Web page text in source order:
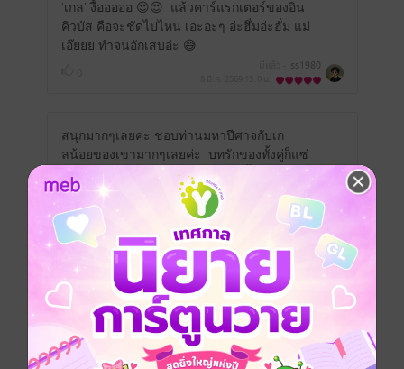
‘เกล‘ งื้อออออ 😍😍
แล้วคาร์แรกเตอร์ของอิน
คิวบัส คือจะชัดไปไหน เอะอะๆ อ่ะฮึ่มอ่ะฮั่ม แม่
เอ๊ยยย ทำจนอักเสบอ่ะ 😅
ss1980
สนุกมากๆเลยค่ะ ชอบท่านมหาปีศาจกับเก
ลน้อยของเขามากๆเลยค่ะ บทรักของทั้งคู่ก็แซ่
บมั่กๆเลยค่ะ ชอบๆ อยากอ่านแนวนี้อีกน่ะค่ะ
ไรต์แต่งแนวๆนี้อีกนะคะ จะรอๆเลยค่ะ
2 มีแล้ว - Prapasri Lekchaum
22 ต.ค. 2568
💕 คู่ดันเต้ กับโรวาน ว่าน่ารักแล้ว เรื่องนี้น่า
รักคูณ2 เกล เป็นปีศาจที่มีเสน่ห์มากๆ อ่านจน
จบ ก็ยังจำชื่อเต็มไม่ได้เลย น่ารัก❤️❤️
1 มีแล้ว - K.nongka.
19 ต.ค. 25688:36 น.